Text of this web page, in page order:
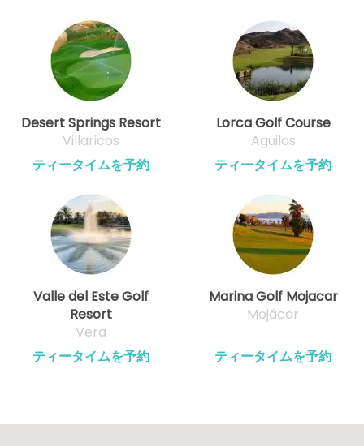
Desert Springs Resort
Villaricos
ティータイムを予約
Lorca Golf Course
Aguilas
ティータイムを予約
Valle del Este Golf
Resort
Vera
ティータイムを予約
Marina Golf Mojacar
Mojácar
ティータイムを予約